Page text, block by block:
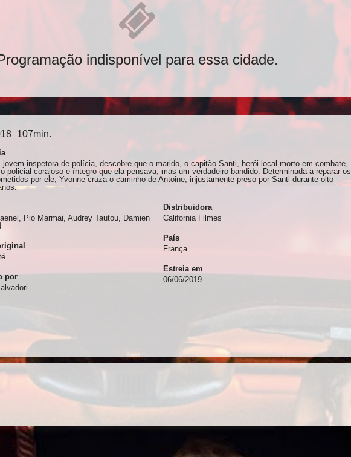
indisponível para essa cidade.
107min.
jovem inspetora de polícia, descobre que o marido, o capitão Santi, herói local morto em combate,
policial corajoso e íntegro que ela pensava, mas um verdadeiro bandido. Determinada a reparar os
por ele, Yvonne cruza o caminho de Antoine, injustamente preso por Santi durante oito
Pio Marmai, Audrey Tautou, Damien
por
Distribuidora
California Filmes
País
França
Estreia em
06/06/2019